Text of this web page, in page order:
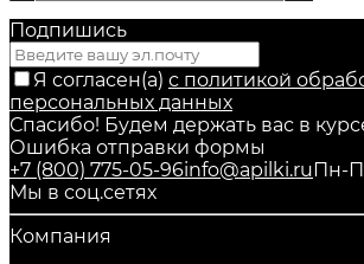
Подпишись
Я согласен(a) с политикой
персональных данных
Спасибо! Будем держать вас в
Ошибка отправки формы
+7 (800) 775-05-96info@apilki.ruПн-
Мы в соц.сетях
Компания